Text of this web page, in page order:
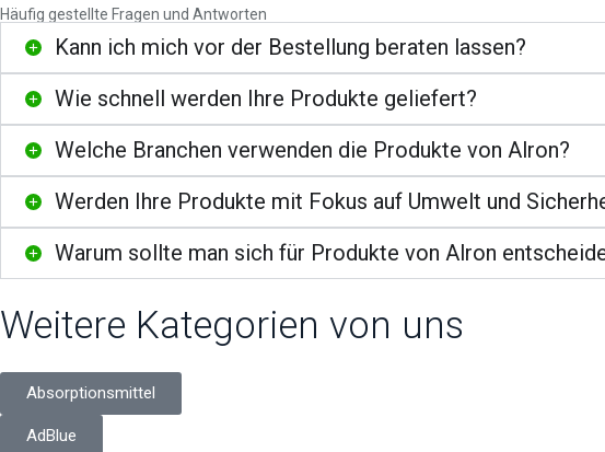
Häufig gestellte Fragen und Antworten
Kann ich mich vor der Bestellung beraten lassen?
Wie schnell werden Ihre Produkte geliefert?
Welche Branchen verwenden die Produkte von Alron?
Werden Ihre Produkte mit Fokus auf Umwelt und
Warum sollte man sich für Produkte von Alron
Weitere Kategorien von uns
Absorptionsmittel
AdBlue